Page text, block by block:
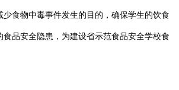
少食物中毒事件发生的目的，确保学生的饮食
食品安全隐患，为建设省示范食品安全学校食